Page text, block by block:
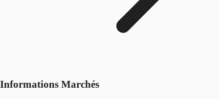
Informations Marchés